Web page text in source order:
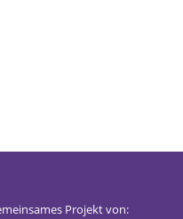
Projekt von: